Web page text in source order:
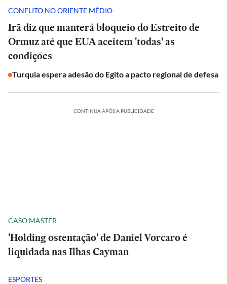
CONFLITO NO ORIENTE MÉDIO
Irã diz que manterá bloqueio do Estreito de
Ormuz até que EUA aceitem 'todas' as
condições
Turquia espera adesão do Egito a pacto regional de defesa
CONTINUA APÓS A PUBLICIDADE
CASO MASTER
'Holding ostentação' de Daniel Vorcaro é
liquidada nas Ilhas Cayman
ESPORTES